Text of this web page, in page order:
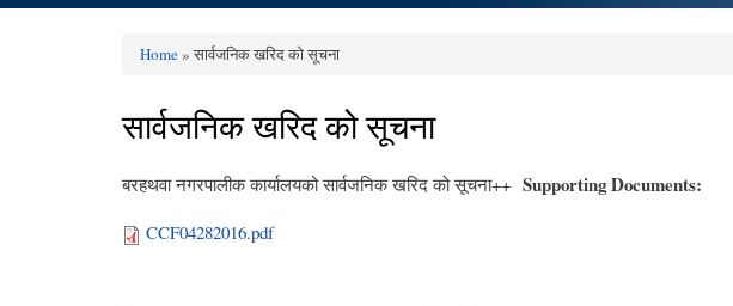
Home» सार्वजनिक खरिद को सूचना
सार्वजनिक खरिद को सूचना
बरहथवा नगरपालीक कार्यालयको सार्वजनिक खरिद को सूचना++ Supporting Documents:
CCF04282016.pdf